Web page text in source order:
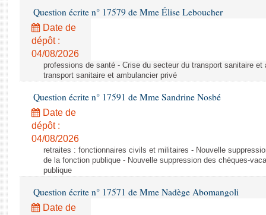
Question écrite n° 17579 de Mme Élise Leboucher
Date de
dépôt :
04/08/2026
professions de santé - Crise du secteur du transport sanitaire
transport sanitaire et ambulancier privé
Question écrite n° 17591 de Mme Sandrine Nosbé
Date de
dépôt :
04/08/2026
retraites : fonctionnaires civils et militaires - Nouvelle
de la fonction publique - Nouvelle suppression des chèques-
publique
Question écrite n° 17571 de Mme Nadège Abomangoli
Date de